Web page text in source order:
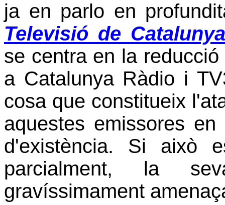
ja en parlo en
Televisió de
se centra en la
a Catalunya Ràdio i
cosa que constitueix
aquestes emissores
d'existència. Si això
parcialment, la
gravíssimament